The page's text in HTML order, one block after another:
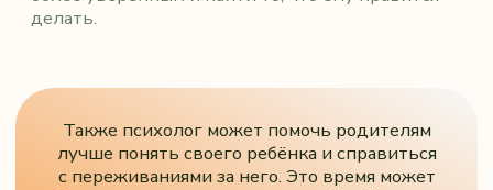
КАК ПОДГОТОВИТЬ
С ПСИХОЛОГОМ, ЕСЛИ
ОН САМ НЕ ХОТЕЛ ИДТИ,
НО ВЫ СЧИТАЕТЕ, ЧТО
ПОМОЩЬ НУЖНА